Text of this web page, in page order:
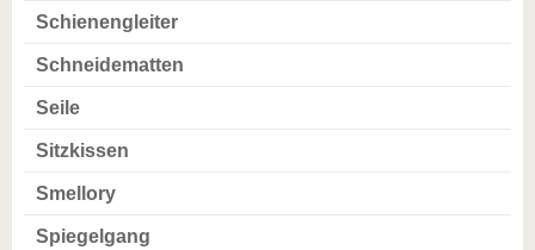
Schienengleiter
Schneidematten
Seile
Sitzkissen
Smellory
Spiegelgang